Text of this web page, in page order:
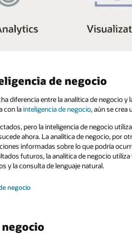
de negocio
diferencia entre la analítica de negocio y
con lainteligencia de negocio, aún se crea
pero la inteligencia de negocio
ahora. La analítica de negocio, por
informadas sobre lo que podría
futuros, la analítica de negocio
y la consulta de lenguaje natural.
negocio